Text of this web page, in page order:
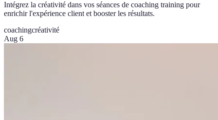
Intégrez la créativité dans vos séances de coaching training pour
enrichir l'expérience client et booster les résultats.
coachingcréativité
Aug 6